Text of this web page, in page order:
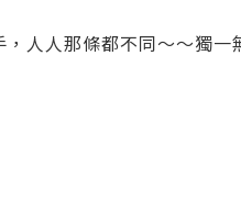
人人那條都不同～～獨